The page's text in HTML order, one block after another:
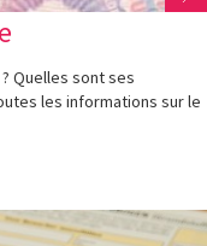
Quelles sont ses
les informations sur le